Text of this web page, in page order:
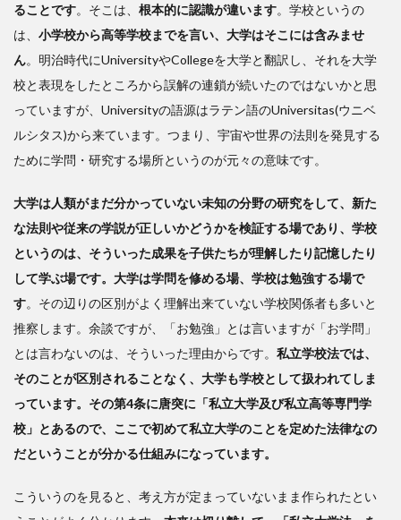
ることです。そこは、 根本的に認識が違います。学校というの
は、 小学校から高等学校までを言い、大学はそこには含みませ
ん。明治時代にUniversityやCollegeを大学と翻訳し、それを大学
校と表現をしたところから誤解の連鎖が続いたのではないかと思
っていますが、Universityの語源はラテン語のUniversitas(ウニベ
ルシタス)から来ています。つまり、宇宙や世界の法則を発見する
ために学問・研究する場所というのが元々の意味です。
大学は人類がまだ分かっていない未知の分野の研究をして、新た
な法則や従来の学説が正しいかどうかを検証する場であり、学校
というのは、そういった成果を子供たちが理解したり記憶したり
して学ぶ場です。大学は学問を修める場、学校は勉強する場で
す。その辺りの区別がよく理解出来ていない学校関係者も多いと
推察します。余談ですが、「お勉強」とは言いますが「お学問」
とは言わないのは、そういった理由からです。 私立学校法では、
そのことが区別されることなく、大学も学校として扱われてしま
っています。その第4条に唐突に「私立大学及び私立高等専門学
校」とあるので、ここで初めて私立大学のことを定めた法律なの
だということが分かる仕組みになっています。
こういうのを見ると、考え方が定まっていないまま作られたとい